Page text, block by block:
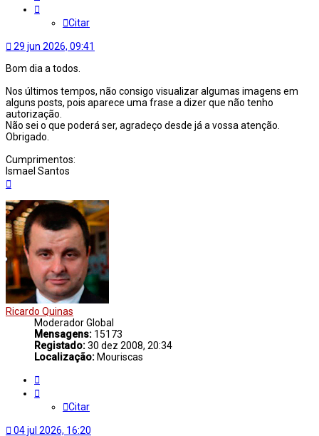
Citar
29 jun 2026, 09:41
Bom dia a todos.
Nos últimos tempos, não consigo visualizar algumas imagens em
alguns posts, pois aparece uma frase a dizer que não tenho
autorização.
Não sei o que poderá ser, agradeço desde já a vossa atenção.
Obrigado.
Cumprimentos:
Ismael Santos
Ricardo Quinas
Moderador Global
Mensagens: 15173
Registado:30 dez 2008, 20:34
Localização: Mouriscas
Citar
04 jul 2026, 16:20